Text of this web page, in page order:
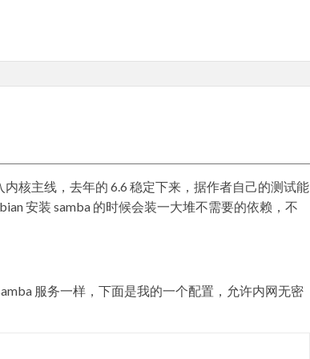
核主线，去年的 6.6 稳定下来，据作者自己的测试能
安装 samba 的时候会装一大堆不需要的依赖，不
服务一样，下面是我的一个配置，允许内网无密